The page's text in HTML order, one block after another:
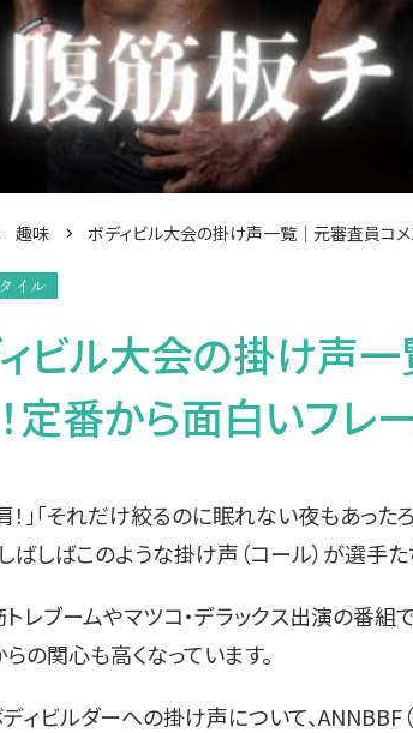
趣味 ボディビル大会の掛け声一覧｜元審査員コメ
イル
ビル大会の掛け声
定番から面白いフレ
！」「それだけ絞るのに眠れない夜もあっ
ばしばこのような掛け声（コール）が選手
レブームやマツコ・デラックス出演の番
の関心も高くなっています。
ィビルダーへの掛け声について、ANNBBF